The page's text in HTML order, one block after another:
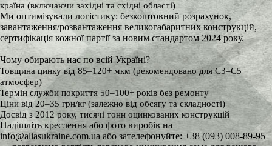
країна (включаючи західні та східні області)
Ми оптимізували логістику: безкоштовний розрахунок,
завантаження/розвантаження великогабаритних конструкцій,
сертифікація кожної партії за новим стандартом 2024 року.
Чому обирають нас по всій Україні?
Товщина цинку від 85–120+ мкм (рекомендовано для C3–C5
атмосфер)
Термін служби покриття 50–100+ років без ремонту
Ціни від 20–35 грн/кг (залежно від обсягу та складності)
Досвід з 2012 року, тисячі тонн оцинкованих конструкцій
Надішліть креслення або фото виробів на
info@aliasukraine.com.ua або зателефонуйте: +38 (093) 008-89-95